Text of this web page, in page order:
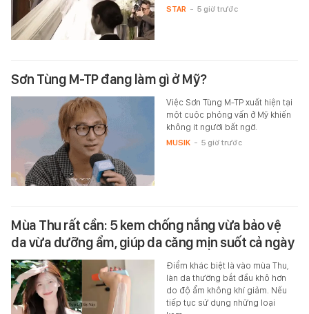
STAR - 5 giờ trước
Sơn Tùng M-TP đang làm gì ở Mỹ?
Việc Sơn Tùng M-TP xuất hiện tại
một cuộc phỏng vấn ở Mỹ khiến
không ít người bất ngờ.
MUSIK - 5 giờ trước
Mùa Thu rất cần: 5 kem chống nắng vừa bảo vệ
da vừa dưỡng ẩm, giúp da căng mịn suốt cả ngày
Điểm khác biệt là vào mùa Thu,
làn da thường bắt đầu khô hơn
do độ ẩm không khí giảm. Nếu
tiếp tục sử dụng những loại